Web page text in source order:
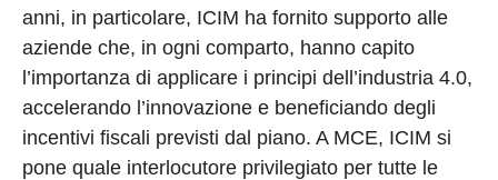
anni, in particolare, ICIM ha fornito supporto alle
aziende che, in ogni comparto, hanno capito
l’importanza di applicare i principi dell’industria 4.0,
accelerando l’innovazione e beneficiando degli
incentivi fiscali previsti dal piano. A MCE, ICIM si
pone quale interlocutore privilegiato per tutte le